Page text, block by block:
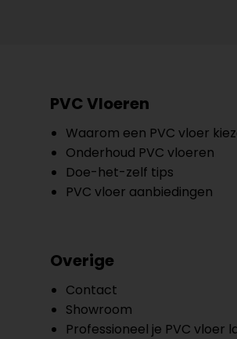
PVC Vloeren
Waarom een PVC vloer
Onderhoud PVC vloeren
Doe-het-zelf tips
PVC vloer aanbiedingen
Overige
Contact
Showroom
Professioneel je PVC vloer